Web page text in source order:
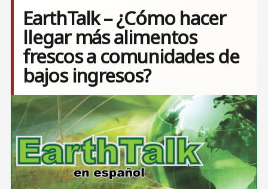
EarthTalk – ¿Cómo hacer
llegar más alimentos
frescos a comunidades de
bajos ingresos?
Image